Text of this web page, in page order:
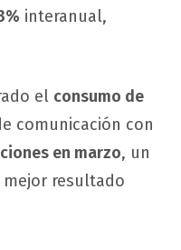
interanual,
el consumo de
comunicación con
en marzo, un
mejor resultado